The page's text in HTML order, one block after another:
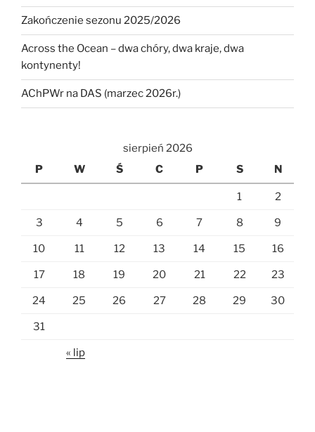
Zakończenie sezonu 2025/2026
Across the Ocean – dwa chóry, dwa kraje, dwa
kontynenty!
AChPWr na DAS (marzec 2026r.)
sierpień 2026
P
W Ś C P S N
1 2
3 4 5 6 7 8 9
10 11 12 13 14 15 16
17 18 19 20 21 22 23
24 25 26 27 28 29 30
31
« lip